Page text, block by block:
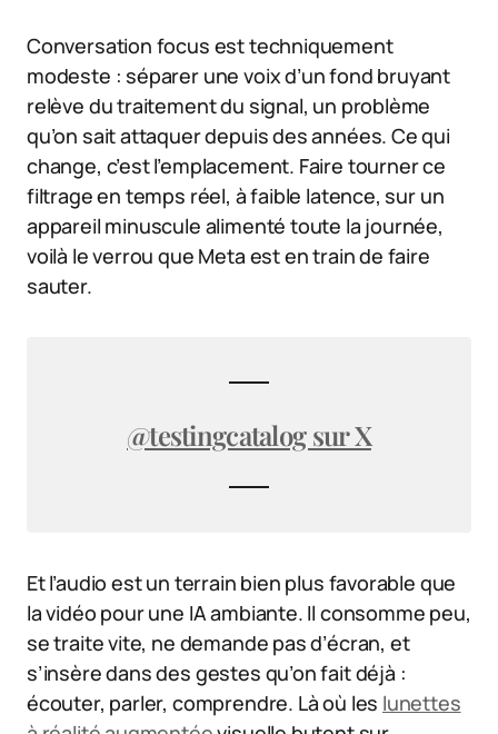
Conversation focus est techniquement
modeste : séparer une voix d’un fond bruyant
relève du traitement du signal, un problème
qu’on sait attaquer depuis des années. Ce qui
change, c’est l’emplacement. Faire tourner ce
filtrage en temps réel, à faible latence, sur un
appareil minuscule alimenté toute la journée,
voilà le verrou que Meta est en train de faire
sauter.
@testingcatalog sur X
Et l’audio est un terrain bien plus favorable que
la vidéo pour une IA ambiante. Il consomme peu,
se traite vite, ne demande pas d’écran, et
s’insère dans des gestes qu’on fait déjà :
écouter, parler, comprendre. Là où les lunettes